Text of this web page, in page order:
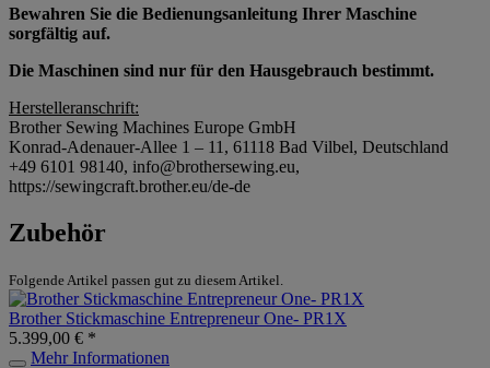
Bewahren Sie die Bedienungsanleitung Ihrer Maschine
sorgfältig auf.
Die Maschinen sind nur für den Hausgebrauch bestimmt.
Herstelleranschrift:
Brother Sewing Machines Europe GmbH
Konrad-Adenauer-Allee 1 – 11, 61118 Bad Vilbel, Deutschland
+49 6101 98140, info@brothersewing.eu,
https://sewingcraft.brother.eu/de-de
Zubehör
Folgende Artikel passen gut zu diesem Artikel.
Brother Stickmaschine Entrepreneur One- PR1X
5.399,00 € *
Mehr Informationen